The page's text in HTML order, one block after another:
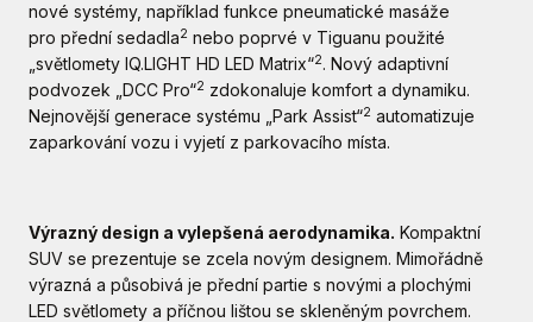
nové systémy, například funkce pneumatické masáže
pro přední sedadla2 nebo poprvé v Tiguanu použité
„světlomety IQ.LIGHT HD LED Matrix“2. Nový adaptivní
podvozek „DCC Pro“2 zdokonaluje komfort a dynamiku.
Nejnovější generace systému „Park Assist“2 automatizuje
zaparkování vozu i vyjetí z parkovacího místa.
Výrazný design a vylepšená aerodynamika. Kompaktní
SUV se prezentuje se zcela novým designem. Mimořádně
výrazná a působivá je přední partie s novými a plochými
LED světlomety a příčnou lištou se skleněným povrchem.